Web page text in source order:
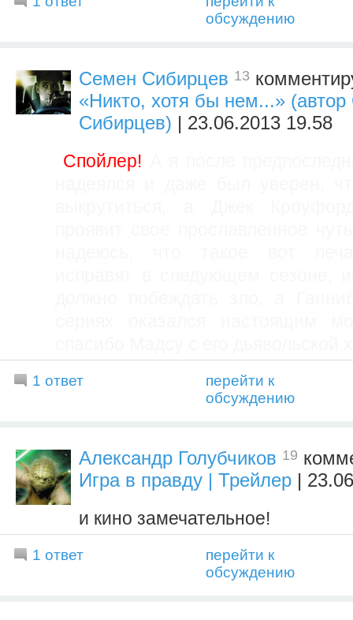
обсуждению
Семен Сибирцев 13
«Никто, хотя бы нем...»
Сибирцев) | 23.06.2013 19.58
Спойлер!
1 ответ
перейти к
обсуждению
Александр Голубчиков 19
Игра в правду | Трейлер |
и кино замечательное!
1 ответ
перейти к
обсуждению